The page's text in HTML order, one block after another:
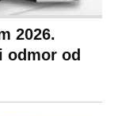
2026.
odmor od